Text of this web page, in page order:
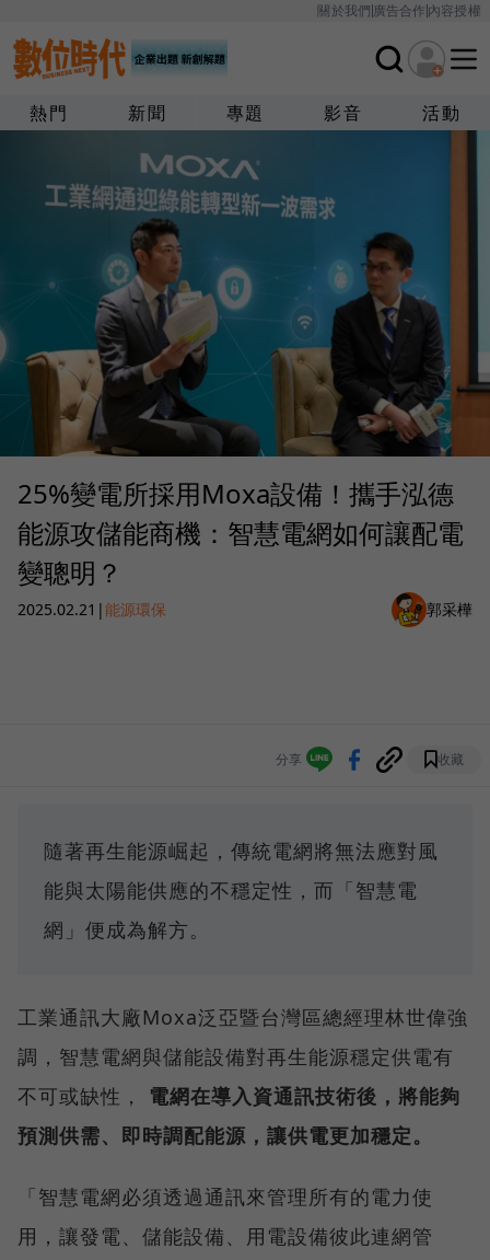
關於我們廣告合作內容授權
熱門 新聞 專題 影音 活動
25%變電所採用Moxa設備！攜手泓德
能源攻儲能商機：智慧電網如何讓配電
變聰明？
2025.02.21 |能源環保 郭采樺
分享 收藏
隨著再生能源崛起，傳統電網將無法應對風
能與太陽能供應的不穩定性，而「智慧電
網」便成為解方。
工業通訊大廠Moxa泛亞暨台灣區總經理林世偉強
調，智慧電網與儲能設備對再生能源穩定供電有
不可或缺性， 電網在導入資通訊技術後，將能夠
預測供需、即時調配能源，讓供電更加穩定。
「智慧電網必須透過通訊來管理所有的電力使
用，讓發電、儲能設備、用電設備彼此連網管